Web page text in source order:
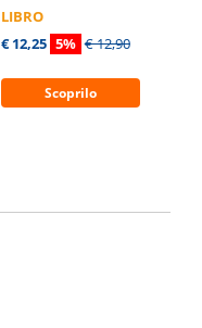
LIBRO
€ 12,25 5% € 12,90
Scoprilo